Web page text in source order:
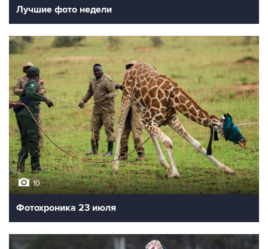
Лучшие фото недели
10
Фотохроника 23 июля